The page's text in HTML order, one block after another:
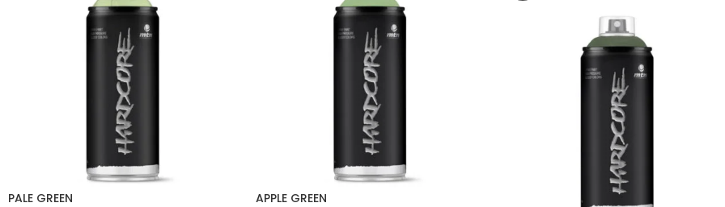
PALE GREEN APPLE GREEN